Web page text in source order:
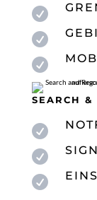



SEARCH &


